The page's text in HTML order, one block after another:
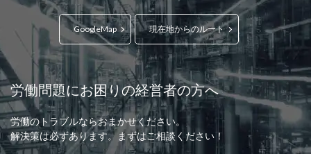
GoogleMap 現在地からのルート
労働問題にお困りの経営者の方へ
労働のトラブルならおまかせください。
解決策は必ずあります。まずはご相談ください！